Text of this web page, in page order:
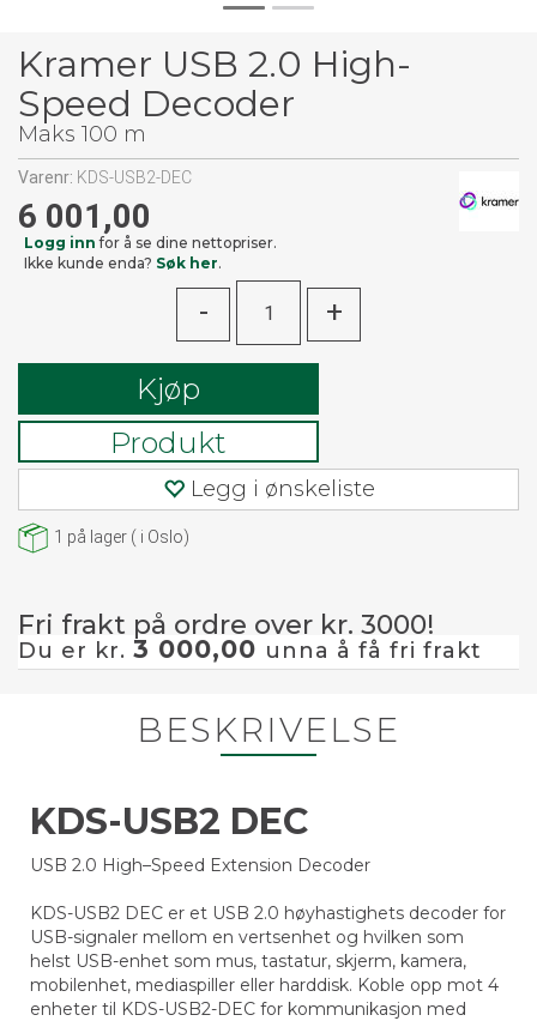
Kramer USB 2.0 High-
Speed Decoder
Maks 100 m
Varenr: KDS-USB2-DEC
6 001,00
Logg inn for å se dine nettopriser.
Ikke kunde enda? Søk her.
- +
Kjøp
Produkt
Legg i ønskeliste
1 på lager ( i Oslo)
Fri frakt på ordre over kr. 3000!
Du er kr. 3 000,00 unna å få fri frakt
BESKRIVELSE
KDS-USB2 DEC
USB 2.0 High–Speed Extension Decoder
KDS-USB2 DEC er et USB 2.0 høyhastighets decoder for
USB-signaler mellom en vertsenhet og hvilken som
helst USB-enhet som mus, tastatur, skjerm, kamera,
mobilenhet, mediaspiller eller harddisk. Koble opp mot 4
enheter til KDS-USB2-DEC for kommunikasjon med